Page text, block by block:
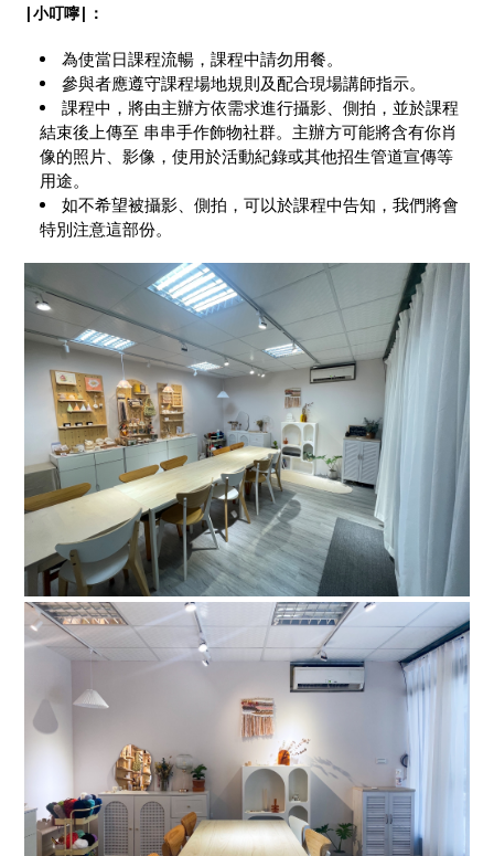
|小叮嚀|：
為使當日課程流暢，課程中請勿用餐。
參與者應遵守課程場地規則及配合現場講師指示。
課程中，將由主辦方依需求進行攝影、側拍，並於課程
結束後上傳至 串串手作飾物社群。主辦方可能將含有你肖
像的照片、影像，使用於活動紀錄或其他招生管道宣傳等
用途。
如不希望被攝影、側拍，可以於課程中告知，我們將會
特別注意這部份。